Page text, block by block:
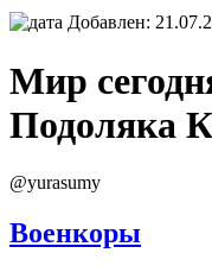
Добавлен:
Мир
Подоляка
@yurasumy
Военкоры